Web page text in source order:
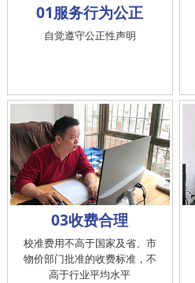
01服务行为公正
自觉遵守公正性声明
03收费合理
校准费用不高于国家及省、市
物价部门批准的收费标准，不
高于行业平均水平